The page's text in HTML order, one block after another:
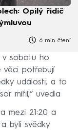
Opilý řidič
6 min čtení
v sobotu ho
věci potřebují
události, a to
mířil,“ uvedla
mezi 21:20 a
a byli svědky